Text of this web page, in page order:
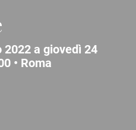
a giovedì 24
• Roma